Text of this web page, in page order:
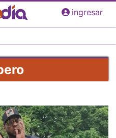
Pasar
al
principal
ingresar